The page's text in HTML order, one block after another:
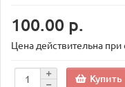
100.00 р.
Цена действительна
Купить